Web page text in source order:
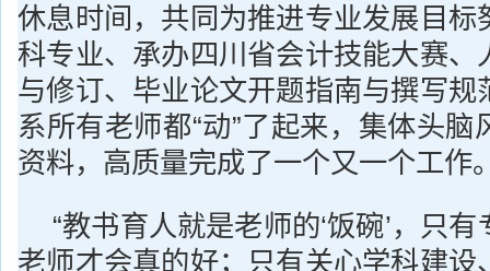
休息时间，共同为推进专业发展目标
科专业、承办四川省会计技能大赛、
与修订、毕业论文开题指南与撰写规
系所有老师都“动”了起来，集体头脑
资料，高质量完成了一个又一个工作
“教书育人就是老师的‘饭碗’，只
老师才会真的好；只有关心学科建设